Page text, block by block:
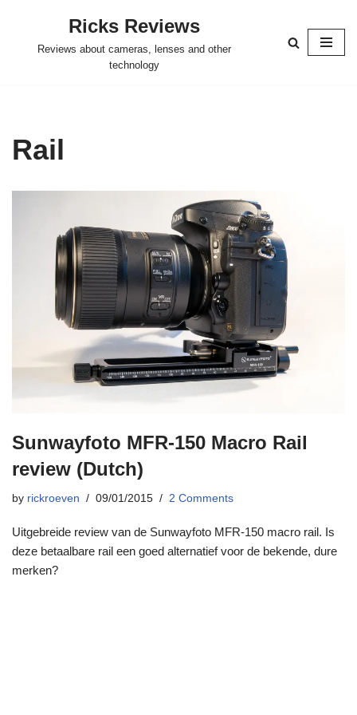
Ricks Reviews
Reviews about cameras, lenses and other
technology
Rail
Sunwayfoto MFR-150 Macro Rail
review (Dutch)
by rickroeven 09/01/2015 2 Comments
Uitgebreide review van de Sunwayfoto MFR-150 macro rail. Is
deze betaalbare rail een goed alternatief voor de bekende, dure
merken?